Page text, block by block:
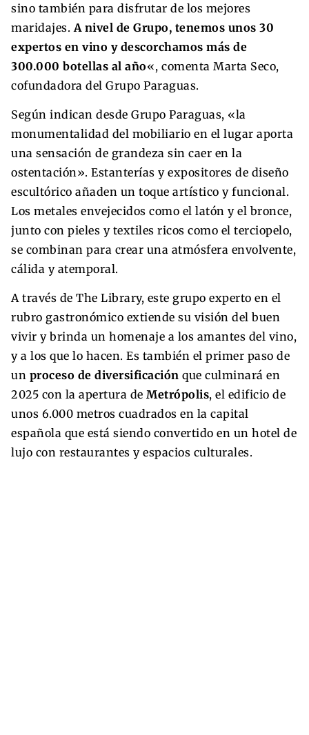
sino también para disfrutar de los mejores
maridajes. A nivel de Grupo, tenemos unos 30
expertos en vino y descorchamos más de
300.000 botellas al año«, comenta Marta Seco,
cofundadora del Grupo Paraguas.
Según indican desde Grupo Paraguas, «la
monumentalidad del mobiliario en el lugar aporta
una sensación de grandeza sin caer en la
ostentación». Estanterías y expositores de diseño
escultórico añaden un toque artístico y funcional.
Los metales envejecidos como el latón y el bronce,
junto con pieles y textiles ricos como el terciopelo,
se combinan para crear una atmósfera envolvente,
cálida y atemporal.
A través de The Library, este grupo experto en el
rubro gastronómico extiende su visión del buen
vivir y brinda un homenaje a los amantes del vino,
y a los que lo hacen. Es también el primer paso de
un proceso de diversificación que culminará en
2025 con la apertura de Metrópolis, el edificio de
unos 6.000 metros cuadrados en la capital
española que está siendo convertido en un hotel de
lujo con restaurantes y espacios culturales.